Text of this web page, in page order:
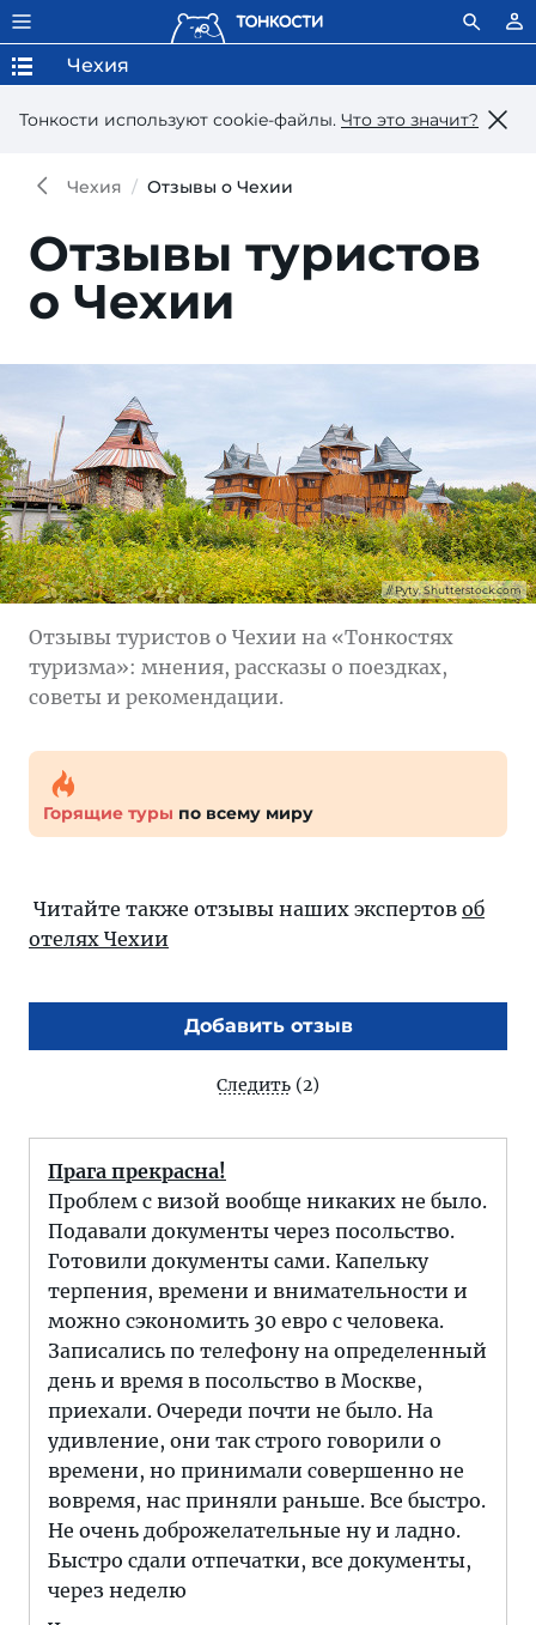
Тонкости используют сookie-файлы. Что это значит?
Чехия
Чехия Отзывы о Чехии
Отзывы туристов
о Чехии
Pyty, Shutterstock.com
Отзывы туристов о Чехии на «Тонкостях
туризма»: мнения, рассказы о поездках,
советы и рекомендации.
Горящие туры по всему миру
Читайте также отзывы наших экспертов об
отелях Чехии
Добавить отзыв
Следить (2)
Прага прекрасна!
Проблем с визой вообще никаких не было.
Подавали документы через посольство.
Готовили документы сами. Капельку
терпения, времени и внимательности и
можно сэкономить 30 евро с человека.
Записались по телефону на определенный
день и время в посольство в Москве,
приехали. Очереди почти не было. На
удивление, они так строго говорили о
времени, но принимали совершенно не
вовремя, нас приняли раньше. Все быстро.
Не очень доброжелательные ну и ладно.
Быстро сдали отпечатки, все документы,
через неделю